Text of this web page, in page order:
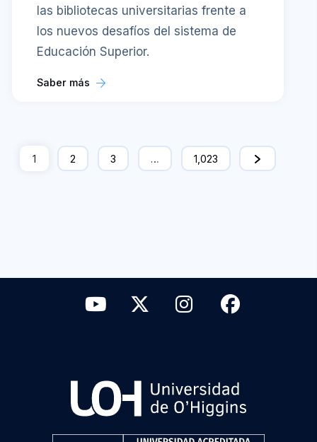
las bibliotecas universitarias frente a
los nuevos desafíos del sistema de
Educación Superior.
Saber más
1 2 3 … 1,023